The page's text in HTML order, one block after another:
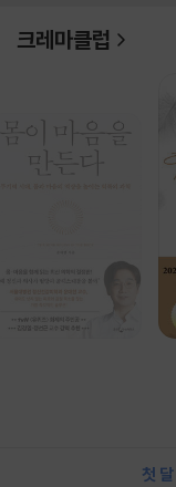
크레마클럽
첫